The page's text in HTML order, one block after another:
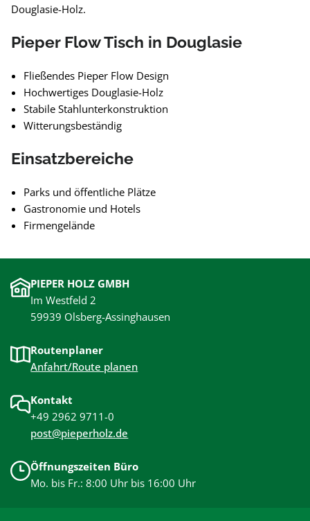
Douglasie-Holz.
Pieper Flow Tisch in Douglasie
Fließendes Pieper Flow Design
Hochwertiges Douglasie-Holz
Stabile Stahlunterkonstruktion
Witterungsbeständig
Einsatzbereiche
Parks und öffentliche Plätze
Gastronomie und Hotels
Firmengelände
PIEPER HOLZ GMBH
Im Westfeld 2
59939 Olsberg-Assinghausen
Routenplaner
Anfahrt/Route planen
Kontakt
+49 2962 9711-0
post@pieperholz.de
Öffnungszeiten Büro
Mo. bis Fr.: 8:00 Uhr bis 16:00 Uhr